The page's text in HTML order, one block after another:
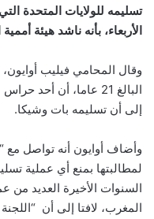
تسليمه للولايات المتحدة
الأربعاء، بأنه ناشد هيئة
وقال المحامي فيليب أوايون،
البالغ 21 عاما، أن
إلى أن تسليمه بات وشيكا.
وأضاف أوايون أنه تواصل مع
لمطالبتها بمنع أي عملية
السنوات الأخيرة العديد من
المغرب، لافتا إلى أن